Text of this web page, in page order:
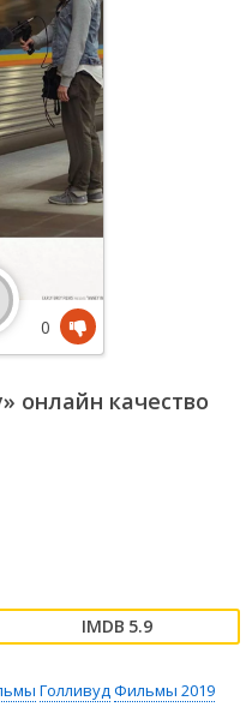
онлайн качество
5.9
ГолливудФильмы 2019
0